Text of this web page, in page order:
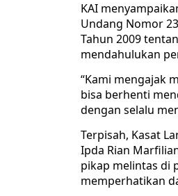
KAI
Undang Nomor
Tahun 2009
mendahulukan
“Kami mengajak
bisa berhenti
dengan selalu
Terpisah, Kasat
Ipda Rian
pikap melintas di
memperhatikan